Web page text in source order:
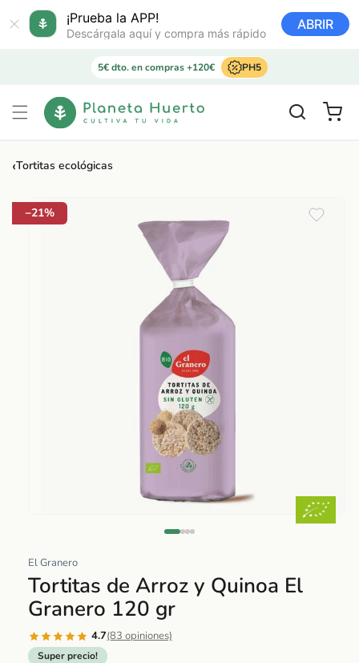
¡Prueba la APP!
Descárgala aquí y compra más rápido
ABRIR
directamente
al contenido
5€ dto. en compras +120€ PH5
Carrito
‹Tortitas ecológicas
a la
información
multimedia
1
en
una
ventana
modal
−21%
El Granero
Tortitas de Arroz y Quinoa El
Granero 120 gr
4.7(83 opiniones)
Super precio!